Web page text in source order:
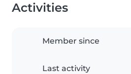
Activities
Member since
Last activity